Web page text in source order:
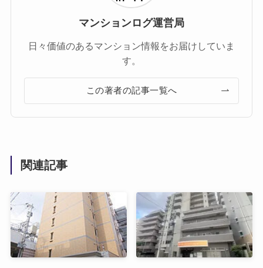
マンションログ運営局
日々価値のあるマンション情報をお届けしていま
す。
この著者の記事一覧へ
関連記事